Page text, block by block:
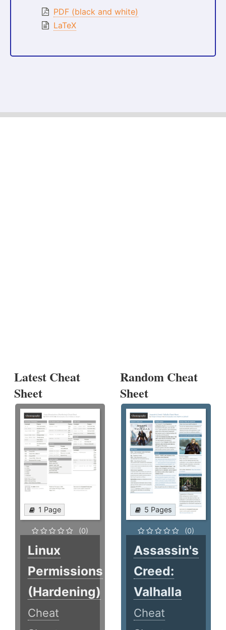
PDF (black and white)
LaTeX
Latest Cheat
Sheet
1 Page
(0)
Linux
Permissions
(Hardening)
Cheat
Random Cheat
Sheet
5 Pages
(0)
Assassin's
Creed:
Valhalla
Cheat